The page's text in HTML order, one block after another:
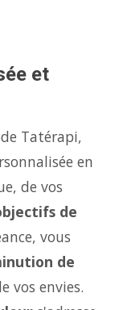
et
Tatérapi,
en
de vos
de
vous
de
vos envies.